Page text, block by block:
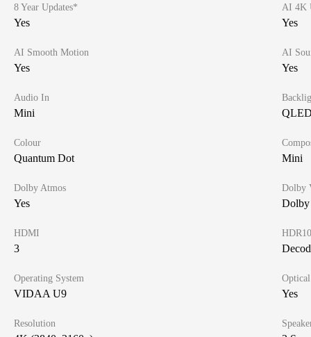
8 Year Updates*
Yes
AI 4K
Yes
AI Smooth Motion
Yes
AI
Yes
Audio In
Mini
Colour
Quantum Dot Mini
Dolby Atmos
Yes
Dolby
HDMI
3
Operating System
VIDAA U9 Yes
Resolution